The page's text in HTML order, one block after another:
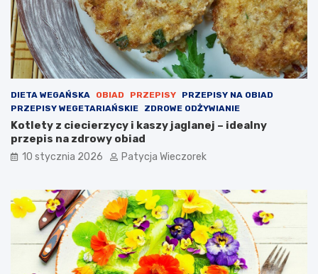
DIETA WEGAŃSKA OBIAD PRZEPISY
PRZEPISY NA OBIAD
PRZEPISY WEGETARIAŃSKIE
ZDROWE ODŻYWIANIE
Kotlety z ciecierzycy i kaszy jaglanej – idealny
przepis na zdrowy obiad
10 stycznia 2026 Patycja Wieczorek